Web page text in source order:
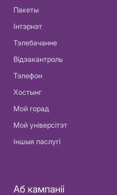
Пакеты
Інтэрнэт
Тэлебачанне
Відэакантроль
Тэлефон
Хостынг
Мой горад
Мой універсітэт
Іншыя паслугі
Аб кампаніі